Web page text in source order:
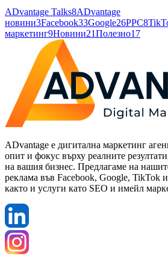
ADvantage Talks8ADvantage
новини3Facebook33Google26PPC8
маркетинг9Новини21Полезно17
ADvantage е дигитална маркетинг
опит и фокус върху реалните
на вашия бизнес. Предлагаме на
реклама във Facebook, Google, TikTok
както и услуги като SEO и имейл